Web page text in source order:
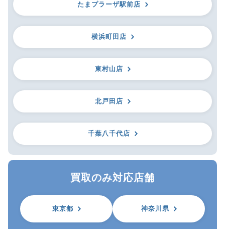
たまプラーザ駅前店
横浜町田店
東村山店
北戸田店
千葉八千代店
買取のみ対応店舗
東京都 神奈川県